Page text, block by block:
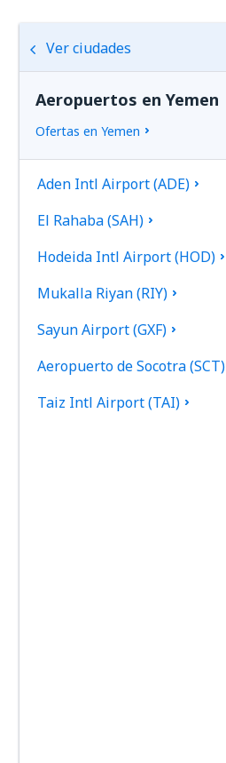
Ver ciudades
Aeropuertos en Yemen
Ofertas en Yemen
Aden Intl Airport (ADE)
El Rahaba (SAH)
Hodeida Intl Airport (HOD)
Mukalla Riyan (RIY)
Sayun Airport (GXF)
Aeropuerto de Socotra (SCT)
Taiz Intl Airport (TAI)